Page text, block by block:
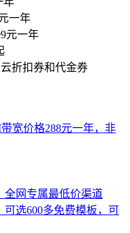
一年
元一年
折扣券和代金券
宽价格288元一年，非
全网专属最低价渠道
选600多免费模板，可